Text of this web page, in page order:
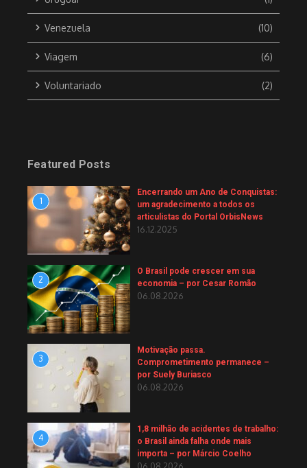
Venezuela (10)
Viagem (6)
Voluntariado (2)
Featured Posts
1
Encerrando um Ano de Conquistas:
um agradecimento a todos os
articulistas do Portal OrbisNews
16.12.2025
2
O Brasil pode crescer em sua
economia – por Cesar Romão
06.08.2026
3
Motivação passa.
Comprometimento permanece –
por Suely Buriasco
06.08.2026
4
1,8 milhão de acidentes de trabalho:
o Brasil ainda falha onde mais
importa – por Márcio Coelho
06.08.2026